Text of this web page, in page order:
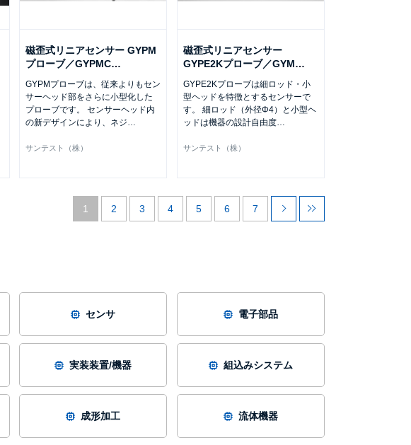
磁歪式リニアセンサー GYPM
プローブ／GYPMC…
GYPMプローブは、従来よりもセン
サーヘッド部をさらに小型化した
プローブです。 センサーヘッド内
の新デザインにより、ネジ…
サンテスト（株）
磁歪式リニアセンサー
GYPE2Kプローブ／GYM…
GYPE2Kプローブは細ロッド・小
型ヘッドを特徴とするセンサーで
す。 細ロッド（外径Φ4）と小型ヘ
ッドは機器の設計自由度…
サンテスト（株）
1 2 3 4 5 6 7
センサ 電子部品
実装装置/機器 組込みシステム
成形加工 流体機器